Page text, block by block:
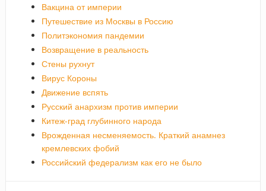
Вакцина от империи
Путешествие из Москвы в Россию
Политэкономия пандемии
Возвращение в реальность
Стены рухнут
Вирус Короны
Движение вспять
Русский анархизм против империи
Китеж-град глубинного народа
Врожденная несменяемость. Краткий анамнез
кремлевских фобий
Российский федерализм как его не было